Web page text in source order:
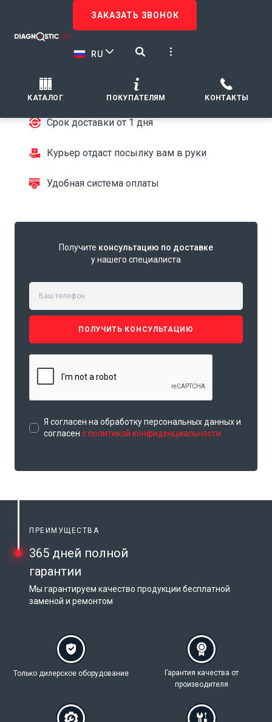
ЗАКАЗАТЬ ЗВОНОК
RU
КАТАЛОГ ПОКУПАТЕЛЯМ КОНТАКТЫ
ДОСТАВКА
Быстрая доставка
Только проверенные курьерские службы
Срок доставки от 1 дня
Курьер отдаст посылку вам в руки
Удобная система оплаты
Получите консультацию по доставке
у нашего специалиста
ПОЛУЧИТЬ КОНСУЛЬТАЦИЮ
Я согласен на обработку персональных данных и
согласен с политикой конфиденциальности
ПРЕИМУЩЕСТВА
365 дней полной
гарантии
Мы гарантируем качество продукции бесплатной
заменой и ремонтом
Только дилерское оборудование Гарантия качества от
производителя